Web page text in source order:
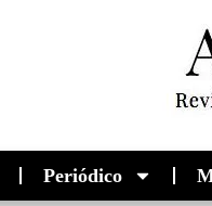
Periódico